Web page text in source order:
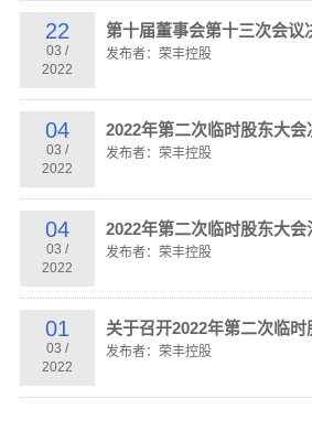
22
03 /
2022
第十届董事会第十三次会议
发布者：荣丰控股
04
03 /
2022
2022年第二次临时股东大会
发布者：荣丰控股
04
03 /
2022
2022年第二次临时股东大会
发布者：荣丰控股
01
03 /
2022
关于召开2022年第二次临
发布者：荣丰控股